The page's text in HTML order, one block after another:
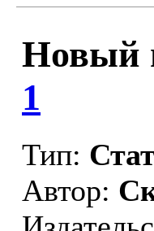
Новый
1
Тип:
Автор: